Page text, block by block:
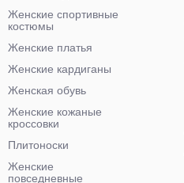
Женские спортивные
костюмы
Женские платья
Женские кардиганы
Женская обувь
Женские кожаные
кроссовки
Плитоноски
Женские
повседневные